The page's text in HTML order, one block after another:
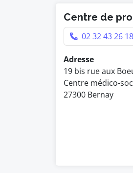
Centre de
02 32 43 26 18
Adresse
19 bis rue aux
Centre médico-
27300 Bernay